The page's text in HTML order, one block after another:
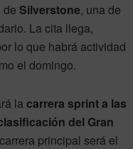
de Silverstone, una de
La cita llega,
lo que habrá actividad
el domingo.
lacarrera sprint a las
del Gran
principal será el